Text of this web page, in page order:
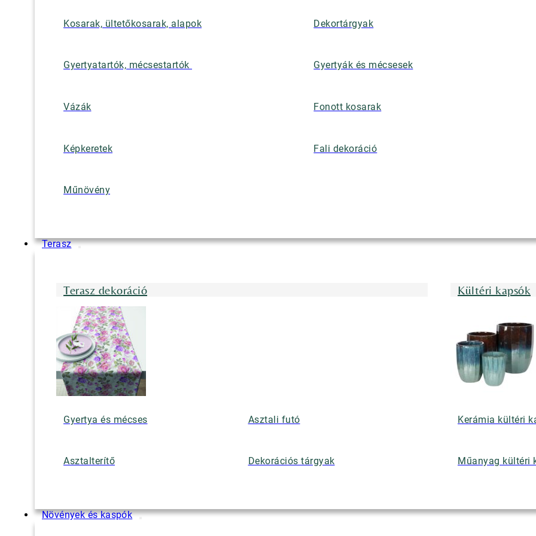
Kosarak, ültetőkosarak, alapok Dekortárgyak
Gyertyatartók, mécsestartók Gyertyák és mécsesek
Vázák Fonott kosarak
Képkeretek Fali dekoráció
Műnövény
Terasz
Terasz dekoráció
Gyertya és mécses Asztali futó
Asztalterítő Dekorációs tárgyak
Kültéri kapsók
Kerámia kültéri
Műanyag kültéri
Növények és kaspók